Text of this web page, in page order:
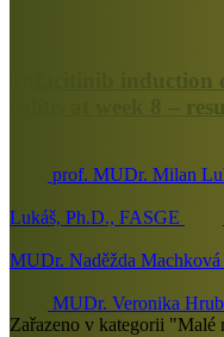
Tofacitinib induction
colitis at week 8 –
prof. MUDr. Milan
Lukáš, Ph.D., FASGE
MUDr. Naděžda Machková
MUDr. Veronika
Zařazeno v kategorii